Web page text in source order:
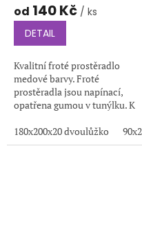
od 140 Kč / ks
DETAIL
Kvalitní froté prostěradlo
medové barvy. Froté
prostěradla jsou napínací,
opatřena gumou v tunýlku. K
používána kvalitní froté
tkanina s vysokou...
180x200x20 dvoulůžko